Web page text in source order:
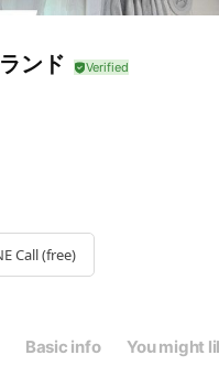
ンド
Call (free)
Basic info You might